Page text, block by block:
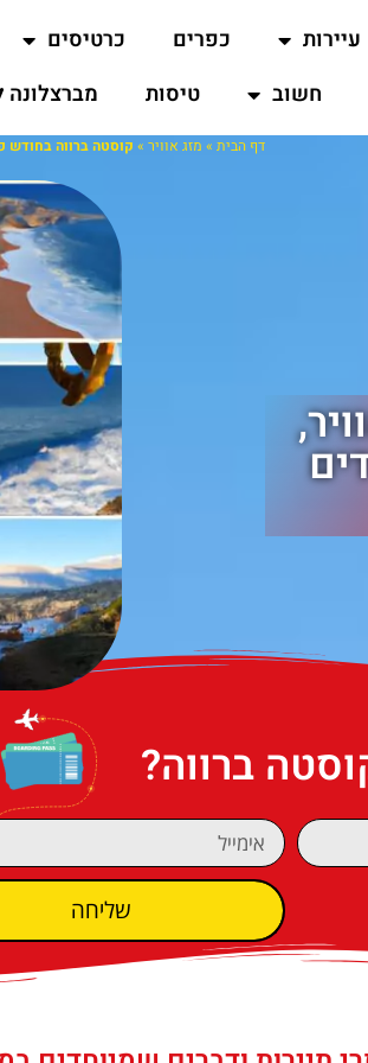
עיירות כפרים
כרטיסים
חשוב טיסות מברצלונה
דף הבית » מזג אוויר » קוסטה ברווה בחודש
ברווה?
שליחה